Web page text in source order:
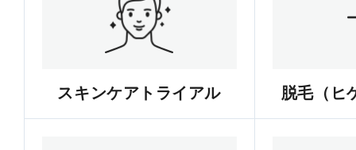
スキンケアトライアル 脱毛（ヒ